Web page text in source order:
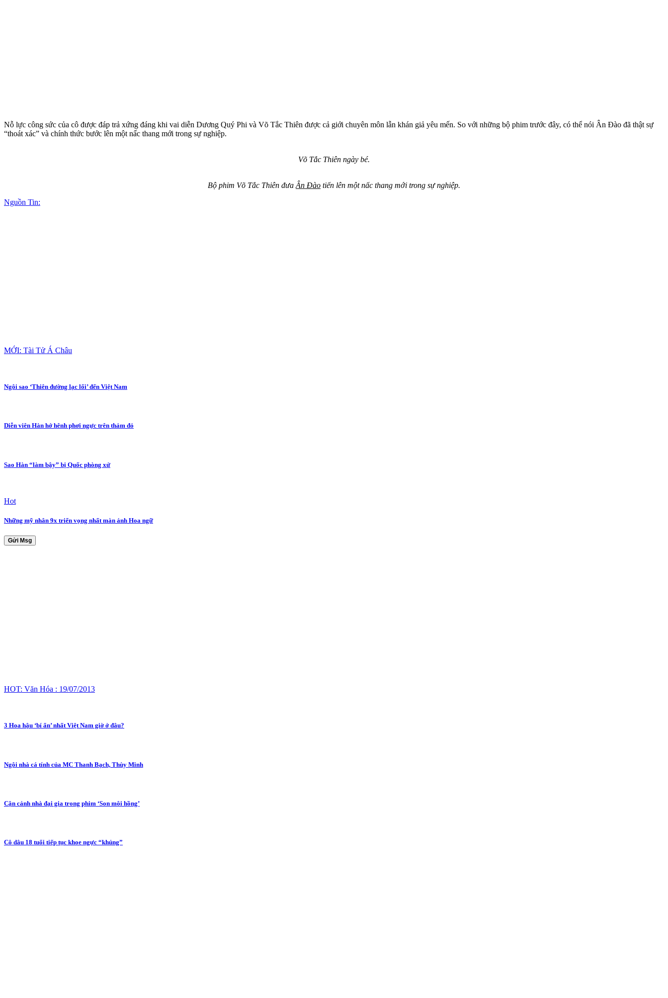
Nỗ lực công sức của cô được đáp trả xứng đáng khi vai diễn Dương Quý Phi và Võ Tắc Thiên được cả giới chuyên môn lẫn khán giả yêu mến. So với những bộ phim trước đây, có thể nói Ân Đào đã thật sự
“thoát xác” và chính thức bước lên một nấc thang mới trong sự nghiệp.
Võ Tắc Thiên ngày bé.
Bộ phim Võ Tắc Thiên đưa Ân Đào tiến lên một nấc thang mới trong sự nghiệp.
Nguồn Tin:
MỚI: Tài Tử Á Châu
Ngôi sao ‘Thiên đường lạc lối’ đến Việt Nam
Diễn viên Hàn hớ hênh phơi ngực trên thảm đỏ
Sao Hàn “làm bậy” bị Quốc phòng xử
Hot
Những mỹ nhân 9x triển vọng nhất màn ảnh Hoa ngữ
Gửi Msg
HOT: Văn Hóa : 19/07/2013
3 Hoa hậu ‘bí ẩn’ nhất Việt Nam giờ ở đâu?
Ngôi nhà cá tính của MC Thanh Bạch, Thùy Minh
Cận cảnh nhà đại gia trong phim ‘Son môi hồng’
Cô dâu 18 tuổi tiếp tục khoe ngực “khủng”